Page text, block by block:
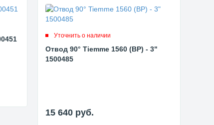
Уточнить о наличии
Отвод 90° Tiemme 1560 (ВР) - 3"
1500485
15 640 руб.